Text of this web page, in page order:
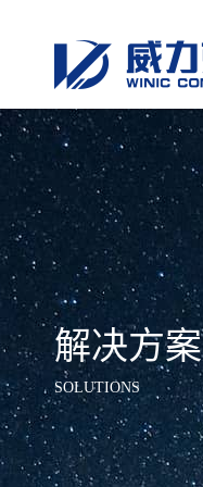
解决方案
SOLUTIONS